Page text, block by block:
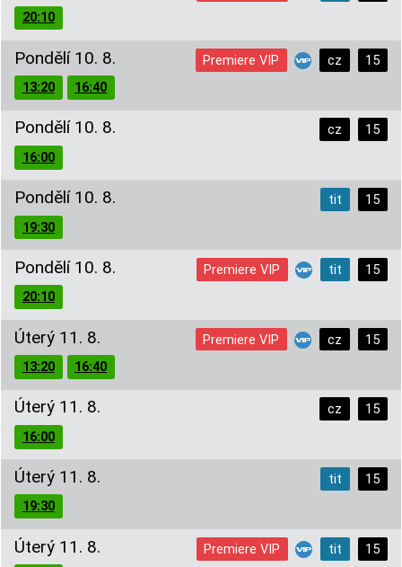
20:10
Pondělí 10. 8. 15
cz
Premiere VIP
13:20
16:40
Pondělí 10. 8. 15
cz
16:00
Pondělí 10. 8. 15
tit
19:30
Pondělí 10. 8. 15
tit
Premiere VIP
20:10
Úterý 11. 8. 15
cz
Premiere VIP
13:20
16:40
Úterý 11. 8. 15
cz
16:00
Úterý 11. 8. 15
tit
19:30
Úterý 11. 8. 15
tit
Premiere VIP